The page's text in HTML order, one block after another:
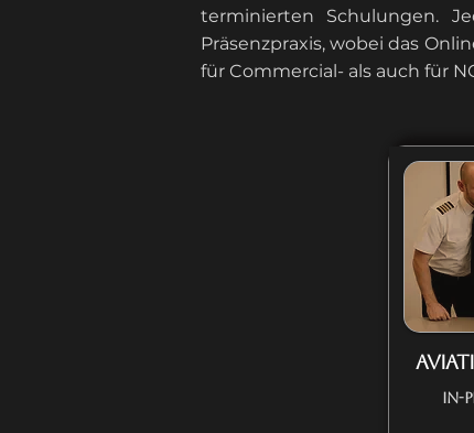
terminierten Schulungen.
Präsenzpraxis, wobei das
für Commercial- als auch für
In-